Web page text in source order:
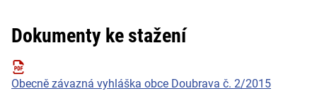
Dokumenty ke stažení
Obecně závazná vyhláška obce Doubrava č. 2/2015